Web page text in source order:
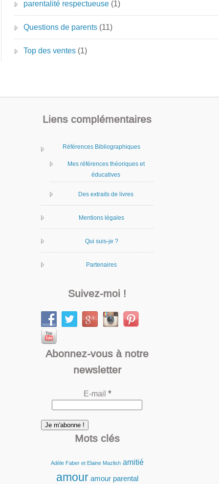
parentalité respectueuse (1)
Questions de parents (11)
Top des ventes (1)
Liens complémentaires
Références Bibliographiques
Mes références théoriques et
éducatives
Des extraits de livres
Mentions légales
Qui suis-je ?
Partenaires
Suivez-moi !
Abonnez-vous à notre
newsletter
E-mail *
Mots clés
Adèle Faber et Elaine Mazlish amitié
amour amour parental